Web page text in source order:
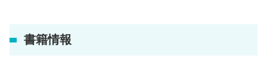
書籍情報